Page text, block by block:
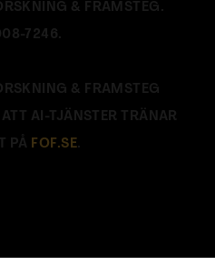
& FRAMSTEG.
7246.
& FRAMSTEG
ATT AI-TJÄNSTER TRÄNAR
PÅ FOF.SE.